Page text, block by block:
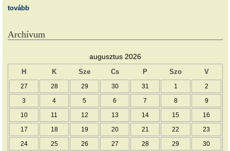
tovább
Archívum
augusztus 2026
H K Sze Cs P Szo V
27 28 29 30 31 1 2
3 4 5 6 7 8 9
10 11 12 13 14 15 16
17 18 19 20 21 22 23
24 25 26 27 28 29 30